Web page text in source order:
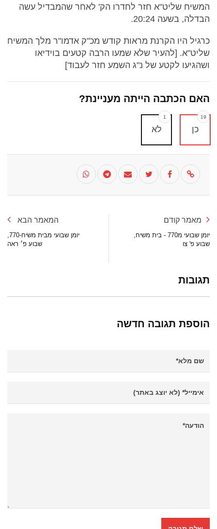
המשיח שליט"א חזר לחדרו הק' לאחר שהמבדיל עשה
הבדלה, בשעה 20:24.
כרגיל היו הקרנת מראות קודש מכ"ק אדמו"ר מלך המשיח
שליט"א. [להעיר שלא שמעו הרבה קטעים בוידיאו
ושהגיעו לקטע של נ"ג השמע חזר לעבוד]
האם הכתבה הייתה מעניינת?
כן
19
לא
1
מאמר קודם
יומן שבועי מ770 - בית משיח,
שבוע פ' צו
המאמר הבא
שבוע פ׳ ראה
תגובות
הוספת תגובה חדשה